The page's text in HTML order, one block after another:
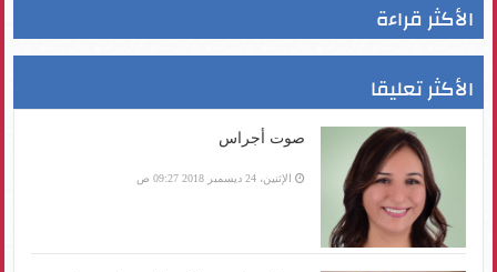
الأكثر قراءة
الأكثر تعليقا
صوت أجراس
الإثنين، 24 ديسمبر 2018 09:27 ص